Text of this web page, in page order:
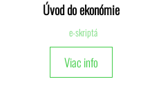
Úvod do ekonómie
e-skriptá
Viac info